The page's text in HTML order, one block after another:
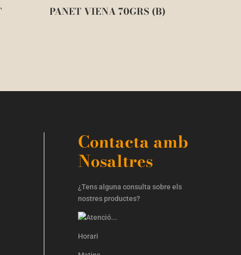
PANET VIENA 70GRS (B)
Contacta amb
Nosaltres
¿Tens alguna consulta sobre els
nostres productes?
Horari